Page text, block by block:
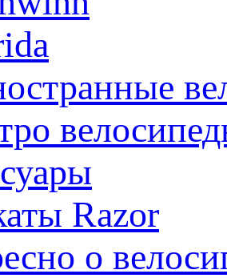
Razor
о